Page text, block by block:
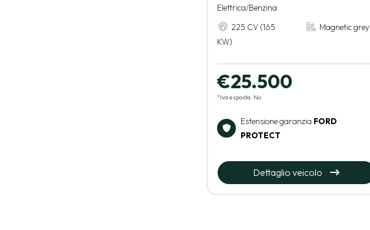
Elettrica/Benzina
225 CV (165
KW)
Magnetic grey
€25.500
*Iva esposta: No
Estensione garanzia FORD
PROTECT
Dettaglio veicolo